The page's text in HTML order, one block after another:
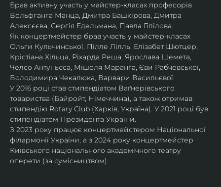
Брав активну участь у майстер-класах професорів
Вольфганга Манца, Дмитра Башкірова, Дмитра
Алексєєва, Сергія Едельмана, Павла Гілілова.
Як концертмейстер брав участь у майстер-класах
Ольги Кульчинської, Пілле Лілль, Елізабет Шютцер,
Крістіана Хільца, Ріхарда Реша, Ярослава Шемета,
Челсо Антуньєса, Мішеля Маранга, Єви Рабчевської,
Володимира Чекалюка, Варвари Васильєвої.
У 2016 році став стипендіатом Ваґнерівського
товариства (Байройт, Німеччина), а також отримав
стипендію Rotary Club (Харків, Україна). У 2021 році був
стипендіатом Президента України.
З 2023 року працює концертмейстером Національної
філармонії України, а з 2024 року концертмейстер
Київського національного академічного театру
оперети (за сумісництвом).